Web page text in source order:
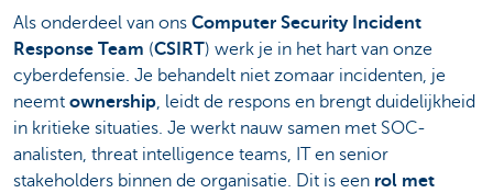
Als onderdeel van ons Computer Security Incident
Response Team (CSIRT) werk je in het hart van onze
cyberdefensie. Je behandelt niet zomaar incidenten, je
neemt ownership, leidt de respons en brengt duidelijkheid
in kritieke situaties. Je werkt nauw samen met SOC-
analisten, threat intelligence teams, IT en senior
stakeholders binnen de organisatie. Dit is een rol met